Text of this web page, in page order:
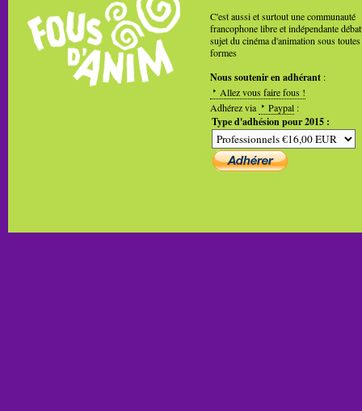
C'est aussi et surtout une communauté
francophone libre et indépendante
sujet du cinéma d'animation sous toutes
formes
Nous soutenir en adhérant :
Allez vous faire fous !
Adhérez via
Paypal :
Type d'adhésion pour 2015 :